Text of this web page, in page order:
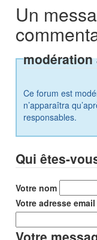
Un
Ce forum est
n’apparaîtra
responsables.
Qui êtes-
Votre nom
Votre adresse email
Votre